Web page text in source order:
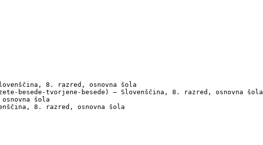
8. razred, osnovna šola
besede-tvorjene-besede) — Slovenščina, 8. razred, osnovna šola
šola
8. razred, osnovna šola